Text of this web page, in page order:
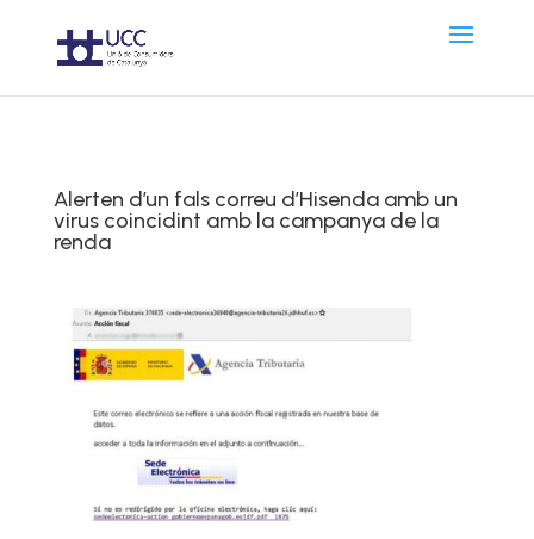
Alerten d’un fals correu d’Hisenda amb un
virus coincidint amb la campanya de la
renda